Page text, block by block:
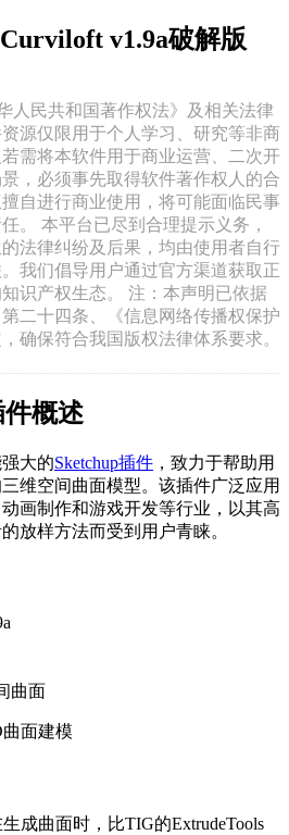
v1.9a破解版
人民共和国著作权法》及相关法律
源仅限用于个人学习、研究等非商
需将本软件用于商业运营、二次开
，必须事先取得软件著作权人的合
自进行商业使用，将可能面临民事
。 本平台已尽到合理提示义务，
法律纠纷及后果，均由使用者自行
我们倡导用户通过官方渠道获取正
识产权生态。 注：本声明已依据
二十四条、《信息网络传播权保护
确保符合我国版权法律体系要求。
概述
大的Sketchup插件 ，致力于帮助用
维空间曲面模型。该插件广泛应用
、动画制作和游戏开发等行业，以其高
样方法而受到用户青睐。
曲面
生成曲面时，比TIG的ExtrudeTools